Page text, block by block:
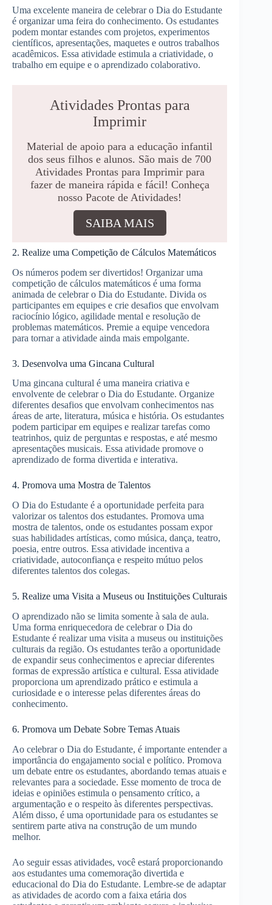
Uma excelente maneira de celebrar o Dia do Estudante
é organizar uma feira do conhecimento. Os estudantes
podem montar estandes com projetos, experimentos
científicos, apresentações, maquetes e outros trabalhos
acadêmicos. Essa atividade estimula a criatividade, o
trabalho em equipe e o aprendizado colaborativo.
Atividades Prontas para
Imprimir
Material de apoio para a educação infantil
dos seus filhos e alunos. São mais de 700
Atividades Prontas para Imprimir para
fazer de maneira rápida e fácil! Conheça
nosso Pacote de Atividades!
SAIBA MAIS
2. Realize uma Competição de Cálculos Matemáticos
Os números podem ser divertidos! Organizar uma
competição de cálculos matemáticos é uma forma
animada de celebrar o Dia do Estudante. Divida os
participantes em equipes e crie desafios que envolvam
raciocínio lógico, agilidade mental e resolução de
problemas matemáticos. Premie a equipe vencedora
para tornar a atividade ainda mais empolgante.
3. Desenvolva uma Gincana Cultural
Uma gincana cultural é uma maneira criativa e
envolvente de celebrar o Dia do Estudante. Organize
diferentes desafios que envolvam conhecimentos nas
áreas de arte, literatura, música e história. Os estudantes
podem participar em equipes e realizar tarefas como
teatrinhos, quiz de perguntas e respostas, e até mesmo
apresentações musicais. Essa atividade promove o
aprendizado de forma divertida e interativa.
4. Promova uma Mostra de Talentos
O Dia do Estudante é a oportunidade perfeita para
valorizar os talentos dos estudantes. Promova uma
mostra de talentos, onde os estudantes possam expor
suas habilidades artísticas, como música, dança, teatro,
poesia, entre outros. Essa atividade incentiva a
criatividade, autoconfiança e respeito mútuo pelos
diferentes talentos dos colegas.
5. Realize uma Visita a Museus ou Instituições Culturais
O aprendizado não se limita somente à sala de aula.
Uma forma enriquecedora de celebrar o Dia do
Estudante é realizar uma visita a museus ou instituições
culturais da região. Os estudantes terão a oportunidade
de expandir seus conhecimentos e apreciar diferentes
formas de expressão artística e cultural. Essa atividade
proporciona um aprendizado prático e estimula a
curiosidade e o interesse pelas diferentes áreas do
conhecimento.
6. Promova um Debate Sobre Temas Atuais
Ao celebrar o Dia do Estudante, é importante entender a
importância do engajamento social e político. Promova
um debate entre os estudantes, abordando temas atuais e
relevantes para a sociedade. Esse momento de troca de
ideias e opiniões estimula o pensamento crítico, a
argumentação e o respeito às diferentes perspectivas.
Além disso, é uma oportunidade para os estudantes se
sentirem parte ativa na construção de um mundo
melhor.
Ao seguir essas atividades, você estará proporcionando
aos estudantes uma comemoração divertida e
educacional do Dia do Estudante. Lembre-se de adaptar
as atividades de acordo com a faixa etária dos